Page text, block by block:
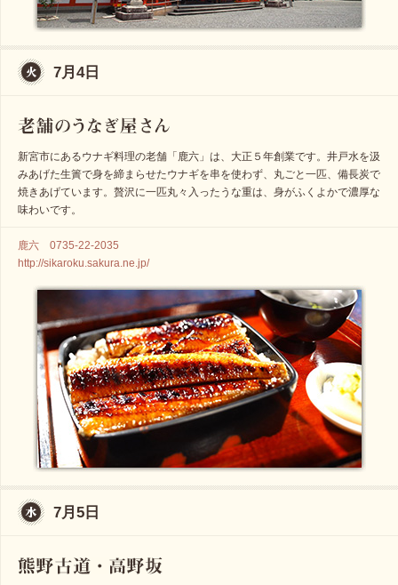
7月4日
新宮市にあるウナギ料理の老舗「鹿六」は、大正５年創業です。井戸水を汲
みあげた生簀で身を締まらせたウナギを串を使わず、丸ごと一匹、備長炭で
焼きあげています。贅沢に一匹丸々入ったうな重は、身がふくよかで濃厚な
味わいです。
鹿六 0735-22-2035
http://sikaroku.sakura.ne.jp/
7月5日